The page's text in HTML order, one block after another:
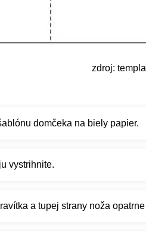
zdroj:
domčeka na biely papier.
vystrihnite.
a tupej strany noža